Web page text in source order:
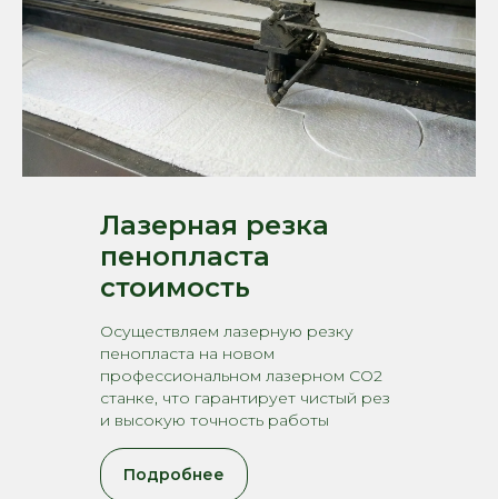
Лазерная резка
пенопласта
стоимость
Осуществляем лазерную резку
пенопласта на новом
профессиональном лазерном CO2
станке, что гарантирует чистый рез
и высокую точность работы
Подробнее